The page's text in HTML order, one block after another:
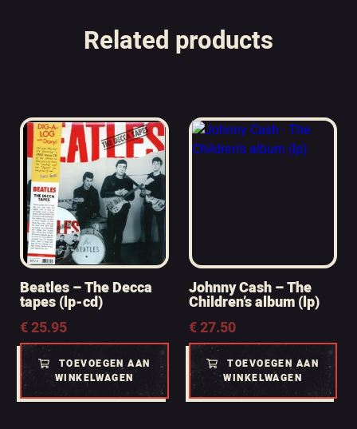
Related products
Beatles – The Decca
tapes (lp-cd)
€25.95
TOEVOEGEN AAN
WINKELWAGEN
Johnny Cash – The
Children’s album (lp)
€27.50
TOEVOEGEN AAN
WINKELWAGEN